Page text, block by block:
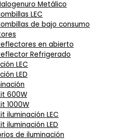
Metálico
LEC
de bajo consumo
en abierto
Refrigerado
LEC
LED
600W
1000W
iluminación LEC
iluminación LED
de iluminación